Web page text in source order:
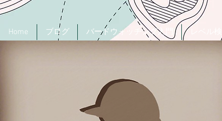
Home ブログ バードウォッチング入門